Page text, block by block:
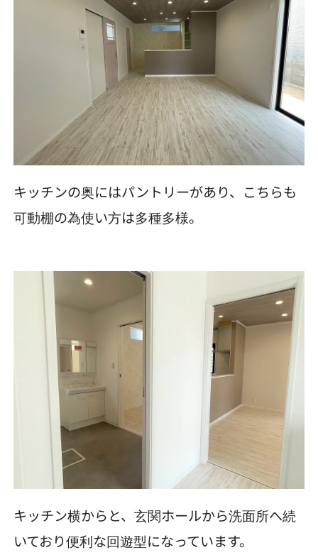
キッチンの奥にはパントリーがあり、こちらも
可動棚の為使い方は多種多様。
キッチン横からと、玄関ホールから洗面所へ続
いており便利な回遊型になっています。